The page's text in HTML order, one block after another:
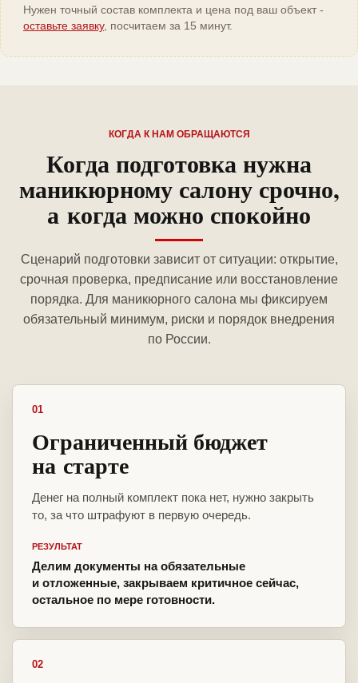
Нужен точный состав комплекта и цена под ваш объект -
оставьте заявку, посчитаем за 15 минут.
КОГДА К НАМ ОБРАЩАЮТСЯ
Когда подготовка нужна
маникюрному салону срочно,
а когда можно спокойно
Сценарий подготовки зависит от ситуации: открытие,
срочная проверка, предписание или восстановление
порядка. Для маникюрного салона мы фиксируем
обязательный минимум, риски и порядок внедрения
по России.
01
Ограниченный бюджет
на старте
Денег на полный комплект пока нет, нужно закрыть
то, за что штрафуют в первую очередь.
РЕЗУЛЬТАТ
Делим документы на обязательные
и отложенные, закрываем критичное сейчас,
остальное по мере готовности.
02